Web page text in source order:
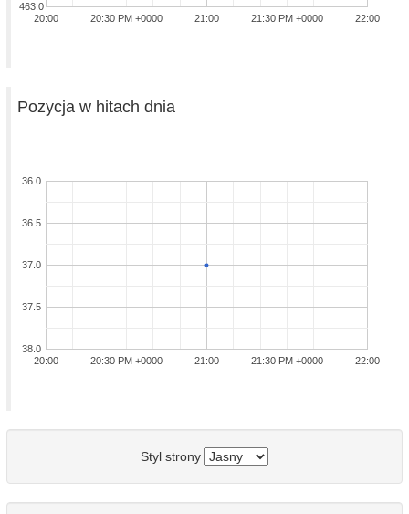
20:00 21:00 22:00
20:30 PM +0000 21:30 PM +0000
463.0
Pozycja w hitach dnia
20:00 21:00 22:00
20:30 PM +0000 21:30 PM +0000
36.0
36.5
37.0
37.5
38.0
Styl strony